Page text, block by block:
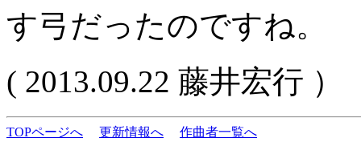
す弓だったのですね。
( 2013.09.22 藤井宏行 ）
TOPページへ 更新情報へ 作曲者一覧へ